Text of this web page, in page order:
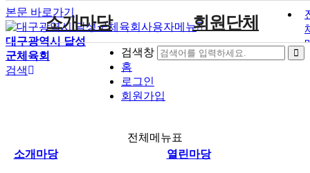
본문 바로가기
검색창
홈
로그인
회원가입
사용자메뉴
대구광역시 달성
군체육회
검색
소개마당
인사말
설립목적 및 연혁
회원단체
정회원
주요사업
사업안내
공지사항
묻고답하기
포토갤러리
전체메뉴표
소개마당
열린마당